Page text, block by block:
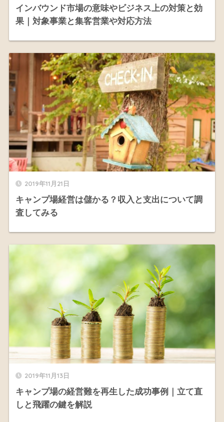
インバウンド市場の意味やビジネス上の対策と効
果｜対象事業と集客営業や対応方法
2019年11月21日
キャンプ場経営は儲かる？収入と支出について調
査してみる
2019年11月13日
キャンプ場の経営難を再生した成功事例｜立て直
しと飛躍の鍵を解説